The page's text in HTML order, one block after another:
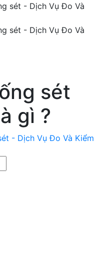
sét - Dịch Vụ Đo Và
sét - Dịch Vụ Đo Và
sét
gì ?